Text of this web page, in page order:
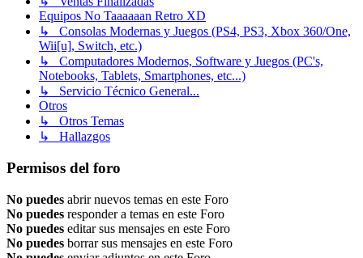
Equipos No Taaaaaan Retro XD
↳ Consolas Modernas y Juegos (PS4, PS3, Xbox 360/One,
Wii[u], Switch, etc.)
↳ Computadores Modernos, Software y Juegos (PC's,
Notebooks, Tablets, Smartphones, etc...)
↳ Servicio Técnico General...
Otros
↳ Otros Temas
↳ Hallazgos
Permisos del foro
No puedes abrir nuevos temas en este Foro
No puedes responder a temas en este Foro
No puedes editar sus mensajes en este Foro
No puedes borrar sus mensajes en este Foro